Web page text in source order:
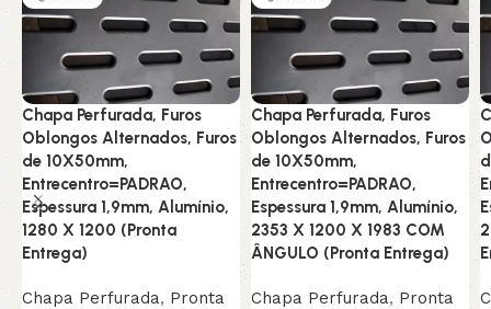
Chapa Perfurada, Furos
Oblongos Alternados, Furos
de 10X50mm,
Entrecentro=PADRAO,
Espessura 1,9mm, Alumínio,
1280 X 1200 (Pronta
Entrega)
Chapa Perfurada, Pronta
Chapa Perfurada, Furos
Oblongos Alternados, Furos
de 10X50mm,
Entrecentro=PADRAO,
Espessura 1,9mm, Alumínio,
2353 X 1200 X 1983 COM
ÂNGULO (Pronta Entrega)
Chapa Perfurada, Pronta